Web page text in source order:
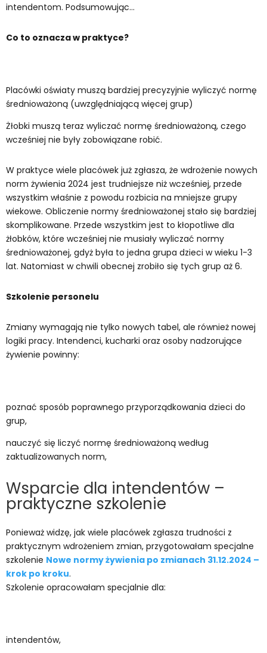
intendentom. Podsumowując…
Co to oznacza w praktyce?
Placówki oświaty muszą bardziej precyzyjnie wyliczyć normę
średnioważoną (uwzględniającą więcej grup)
Żłobki muszą teraz wyliczać normę średnioważoną, czego
wcześniej nie były zobowiązane robić.
W praktyce wiele placówek już zgłasza, że wdrożenie nowych
norm żywienia 2024 jest trudniejsze niż wcześniej, przede
wszystkim właśnie z powodu rozbicia na mniejsze grupy
wiekowe. Obliczenie normy średnioważonej stało się bardziej
skomplikowane. Przede wszystkim jest to kłopotliwe dla
żłobków, które wcześniej nie musiały wyliczać normy
średnioważonej, gdyż była to jedna grupa dzieci w wieku 1-3
lat. Natomiast w chwili obecnej zrobiło się tych grup aż 6.
Szkolenie personelu
Zmiany wymagają nie tylko nowych tabel, ale również nowej
logiki pracy. Intendenci, kucharki oraz osoby nadzorujące
żywienie powinny:
poznać sposób poprawnego przyporządkowania dzieci do
grup,
nauczyć się liczyć normę średnioważoną według
zaktualizowanych norm,
Wsparcie dla intendentów –
praktyczne szkolenie
Ponieważ widzę, jak wiele placówek zgłasza trudności z
praktycznym wdrożeniem zmian, przygotowałam specjalne
szkolenie Nowe normy żywienia po zmianach 31.12.2024 –
krok po kroku.
Szkolenie opracowałam specjalnie dla:
intendentów,